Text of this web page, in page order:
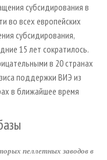
субсидирования в
во всех европейских
субсидирования,
15 лет сократилось.
в 20 странах
поддержки ВИЭ из
в ближайшее время
пеллетных заводов в